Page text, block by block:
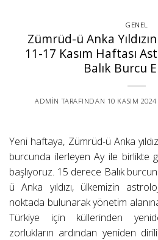
GENEL
Zümrüd-ü Anka
11-17 Kasım Haftası
Balık Burcu
ADMIN TARAFINDAN 10 KASIM 2024
Yeni haftaya, Zümrüd-ü Anka
burcunda ilerleyen Ay ile birlikte
başlıyoruz. 15 derece Balık
ü Anka yıldızı, ülkemizin
noktada bulunarak yönetim
Türkiye için küllerinden
zorlukların ardından yeniden